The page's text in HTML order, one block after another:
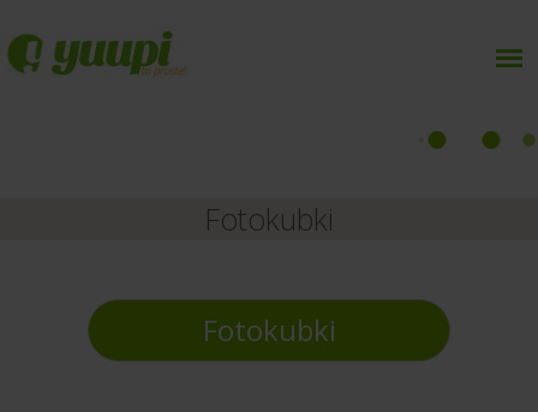
Fotokubki
Fotokubki